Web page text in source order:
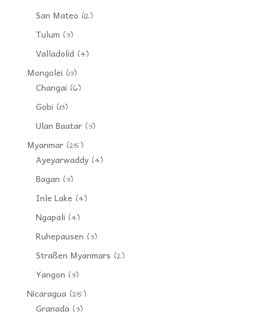
San Mateo (12)
Tulum (3)
Valladolid(4)
Mongolei (13)
Changai (6)
Gobi (8)
Ulan Baatar(3)
Myanmar(25)
Ayeyarwaddy(4)
Bagan (3)
Inle Lake (4)
Ngapali (4)
Ruhepausen (3)
Straßen Myanmars (2)
Yangon (3)
Nicaragua(25)
Granada(3)